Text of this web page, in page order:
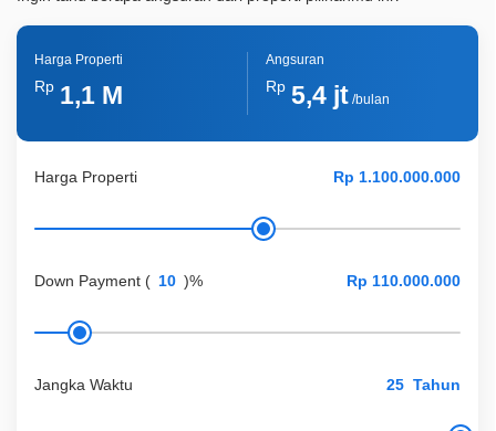
Harga Properti
Down Payment ( )%
Jangka Waktu Tahun
Harga Properti
Rp 1,1 M
Angsuran
Rp 5,4 jt/bulan